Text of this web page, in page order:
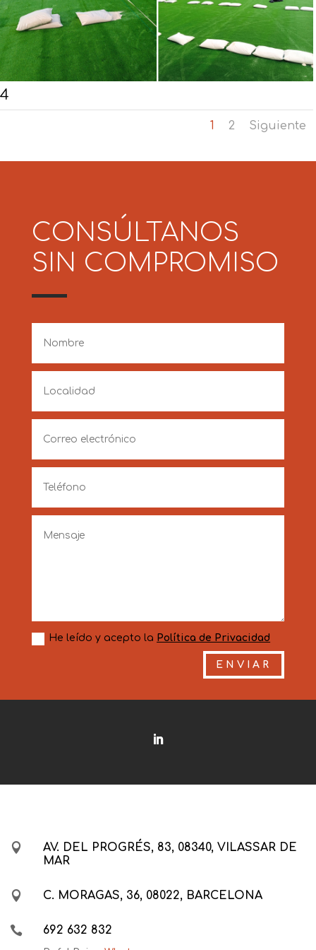
4
1 2 Siguiente
CONSÚLTANOS
SIN COMPROMISO
He leído y acepto la Política de Privacidad
ENVIAR

AV. DEL PROGRÉS, 83, 08340, VILASSAR DE
MAR
 C. MORAGAS, 36, 08022, BARCELONA
 692 632 832